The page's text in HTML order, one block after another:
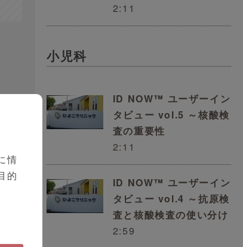
2:11
小児科
ID NOW™ ユーザーイン
タビュー vol.5 ～核酸検
査の重要性
2:11
ID NOW™ ユーザーイン
タビュー vol.4 ～抗原検
査と核酸検査の使い分け
2:59
情
的